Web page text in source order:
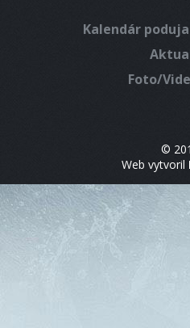
Kalendár
Foto/
©
Web vytvoril